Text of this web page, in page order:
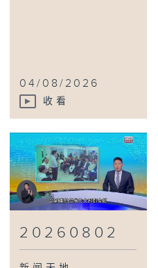
04/08/2026
收看
20260802